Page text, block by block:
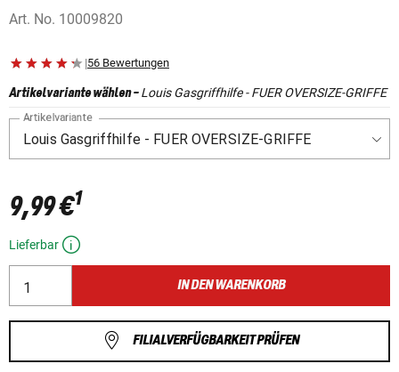
Art. No. 10009820
|56 Bewertungen
Artikelvariante wählen-Louis Gasgriffhilfe - FUER OVERSIZE-GRIFFE
Artikelvariante
9,99 €1
Lieferbar
IN DEN WARENKORB
FILIALVERFÜGBARKEIT PRÜFEN